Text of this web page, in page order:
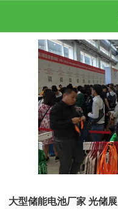
大型储能电池厂家 光储展